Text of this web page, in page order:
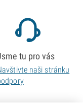
tu pro vás
naši stránku